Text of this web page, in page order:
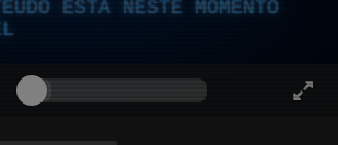
ESTÁ NESTE MOMENTO